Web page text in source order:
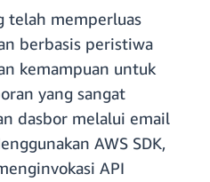
telah memperluas
berbasis peristiwa
kemampuan untuk
yang sangat
dasbor melalui email
AWS SDK,
API